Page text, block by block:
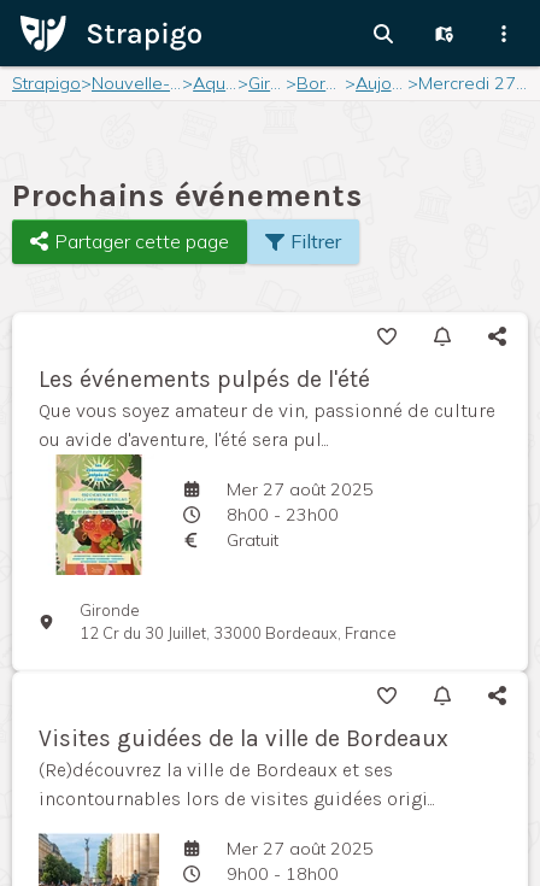
Strapigo> Nouvelle-Aquitaine> Aquitaine> Gironde > Bordeaux > Aujourd'hui > Mercredi 27 août 2025
Prochains événements
Partager cette page Filtrer
Les événements pulpés de l'été
Que vous soyez amateur de vin, passionné de culture
ou avide d'aventure, l'été sera pul...
Mer 27 août 2025
8h00 - 23h00
Gratuit
Gironde
12 Cr du 30 Juillet, 33000 Bordeaux, France
Visites guidées de la ville de Bordeaux
(Re)découvrez la ville de Bordeaux et ses
incontournables lors de visites guidées origi...
Mer 27 août 2025
9h00 - 18h00